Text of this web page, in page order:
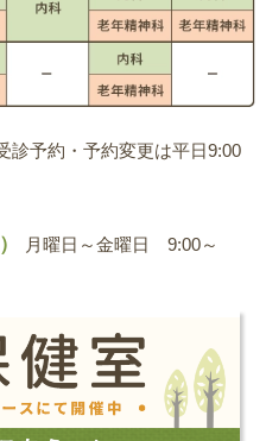
診予約・予約変更は平日9:00
月曜日～金曜日 9:00～